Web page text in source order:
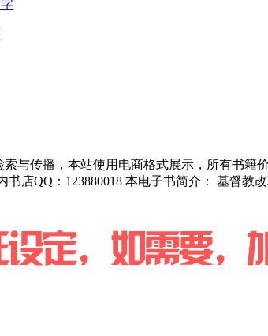
与传播，本站使用电商格式展示，所有书
店QQ：123880018 本电子书简介： 基督教